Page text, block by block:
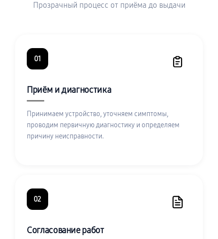
Прозрачный процесс от приёма до выдачи
01
Приём и диагностика
Принимаем устройство, уточняем симптомы,
проводим первичную диагностику и определяем
причину неисправности.
02
Согласование работ